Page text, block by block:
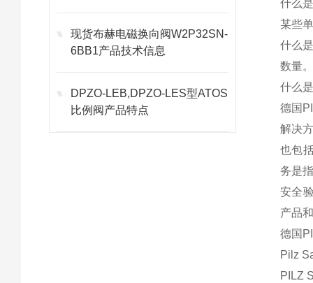
现货布赫电磁换向阀W2P32SN-
6BB1产品技术信息
DPZO-LEB,DPZO-LES型ATOS
比例阀产品特点
什么
某些
什么
数量
什么
德国
解决
也包
务是
安全
产品
德国
Pilz
PILZ